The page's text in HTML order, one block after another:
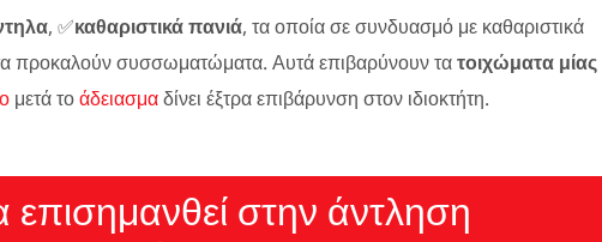
, ✅καθαριστικά πανιά, τα οποία σε συνδυασμό με καθαριστικά
προκαλούν συσσωματώματα. Αυτά επιβαρύνουν τατοιχώματα μίας
μετά τοάδειασμαδίνει έξτρα επιβάρυνση στον ιδιοκτήτη.
επισημανθεί στην άντληση